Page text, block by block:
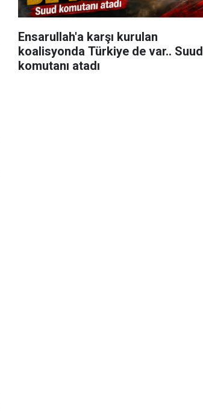
Ensarullah'a karşı kurulan
koalisyonda Türkiye de var.. Suud
komutanı atadı